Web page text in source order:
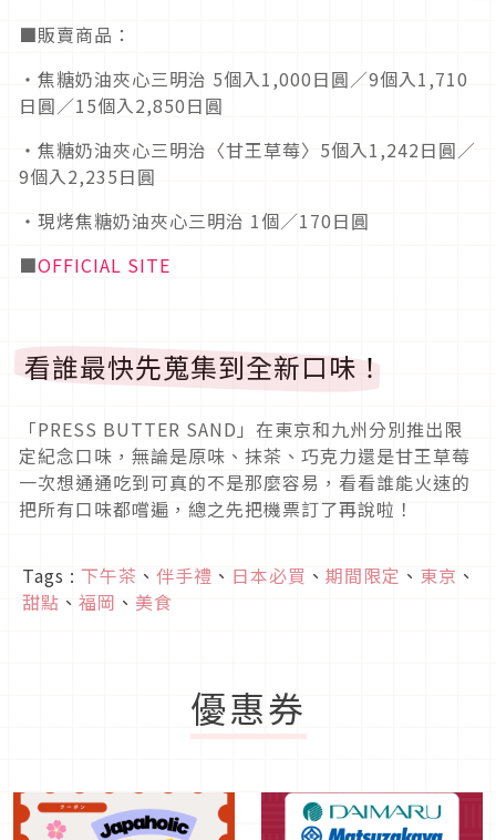
■販賣商品：
・焦糖奶油夾心三明治 5個入1,000日圓／9個入1,710
日圓／15個入2,850日圓
・焦糖奶油夾心三明治〈甘王草莓〉5個入1,242日圓／
9個入2,235日圓
・現烤焦糖奶油夾心三明治 1個／170日圓
■OFFICIAL SITE
看誰最快先蒐集到全新口味！
「PRESS BUTTER SAND」在東京和九州分別推出限
定紀念口味，無論是原味、抹茶、巧克力還是甘王草莓
一次想通通吃到可真的不是那麼容易，看看誰能火速的
把所有口味都嚐遍，總之先把機票訂了再說啦！
Tags : 下午茶 、 伴手禮 、 日本必買 、 期間限定 、 東京 、
甜點 、 福岡 、 美食
優惠券